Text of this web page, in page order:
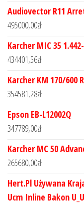
Audiovector R11
495000,00zł
Karcher MIC 35
434401,56zł
Karcher KM 170/600
354581,28zł
Epson EB-L12002Q
347789,00zł
Karcher MC 50
265680,00zł
Hert.Pl Używana
Ucm Inline Bakon